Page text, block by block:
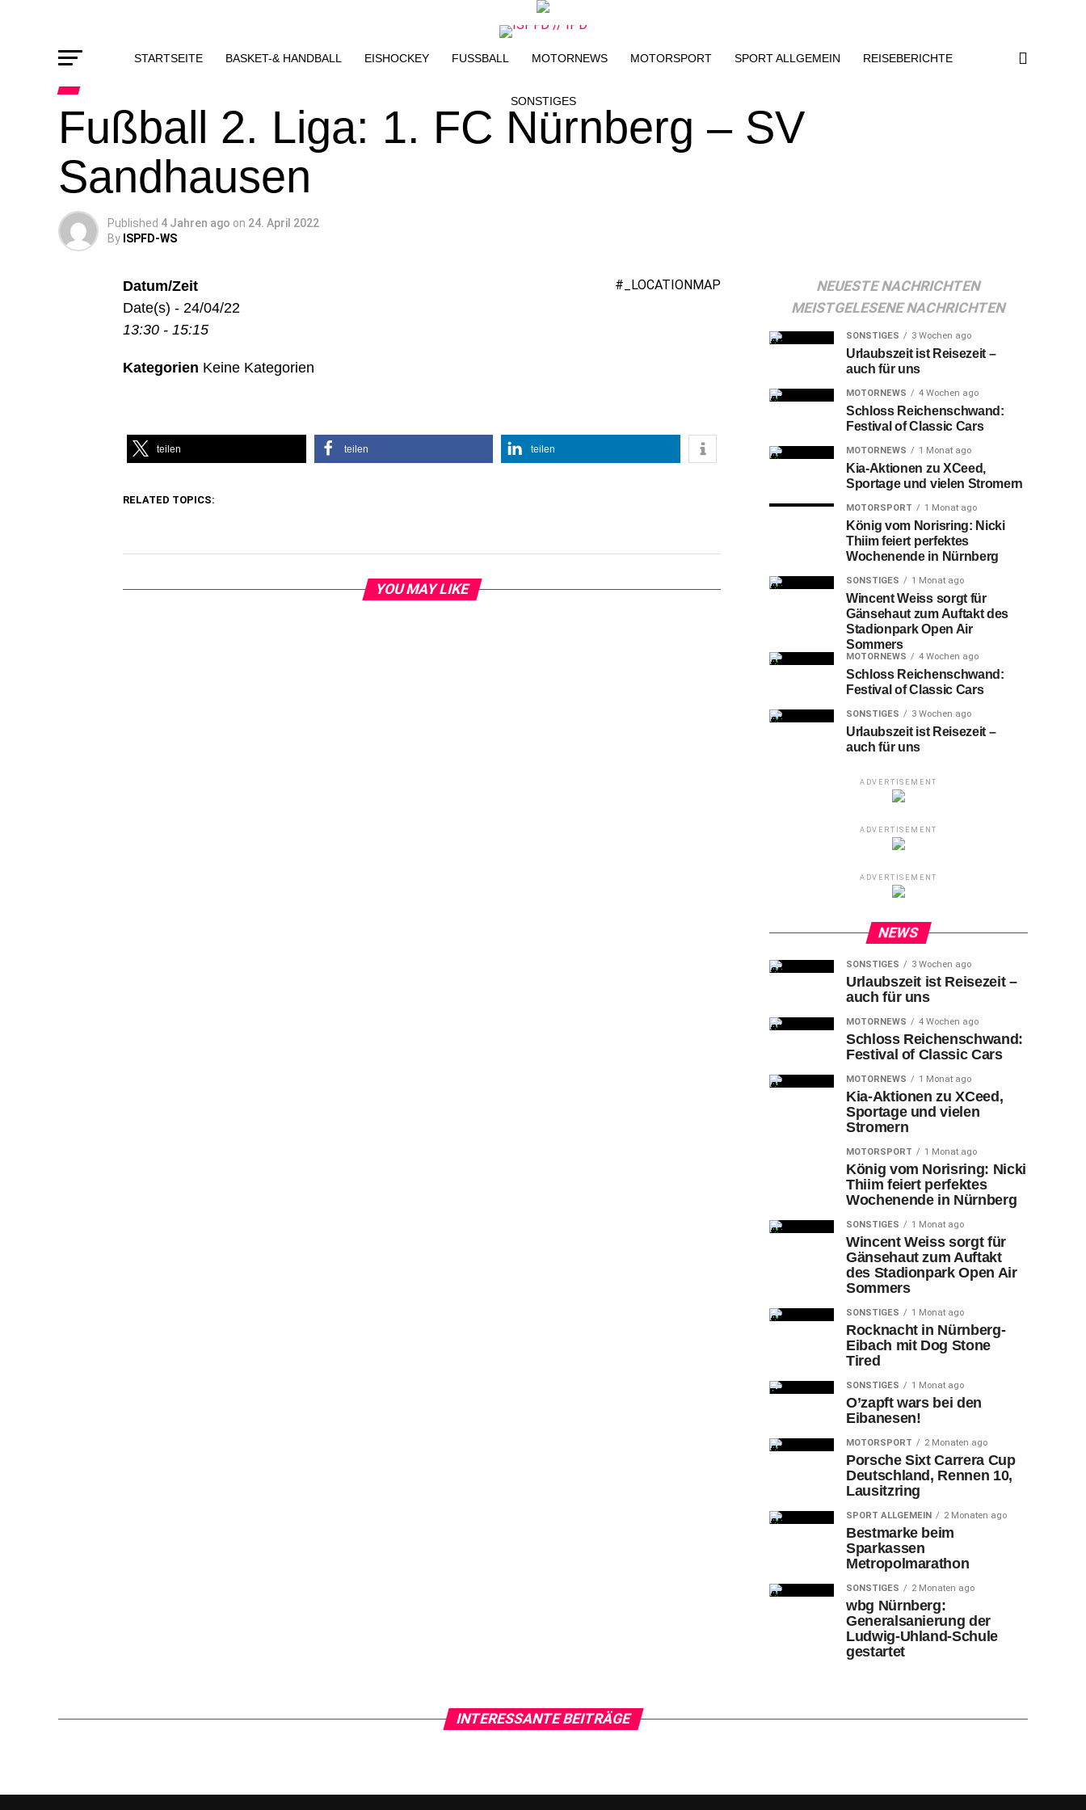
STARTSEITE BASKET-& HANDBALL EISHOCKEY FUSSBALL MOTORNEWS MOTORSPORT SPORT ALLGEMEIN REISEBERICHTE
SONSTIGES
Fußball 2. Liga: 1. FC Nürnberg – SV
Sandhausen
Published 4 Jahren ago on 24. April 2022
By ISPFD-WS
#_LOCATIONMAP
Datum/Zeit
Date(s) - 24/04/22
13:30 - 15:15
Kategorien Keine Kategorien
teilen teilen teilen
RELATED TOPICS:
YOU MAY LIKE
NEUESTE NACHRICHTEN
MEISTGELESENE NACHRICHTEN
SONSTIGES 3 Wochen ago
Urlaubszeit ist Reisezeit –
auch für uns
MOTORNEWS 4 Wochen ago
Schloss Reichenschwand:
Festival of Classic Cars
MOTORNEWS 1 Monat ago
Kia-Aktionen zu XCeed,
Sportage und vielen Stromern
MOTORSPORT 1 Monat ago
König vom Norisring: Nicki
Thiim feiert perfektes
Wochenende in Nürnberg
SONSTIGES 1 Monat ago
Wincent Weiss sorgt für
Gänsehaut zum Auftakt des
Stadionpark Open Air
Sommers
MOTORNEWS 4 Wochen ago
Schloss Reichenschwand:
Festival of Classic Cars
SONSTIGES 3 Wochen ago
Urlaubszeit ist Reisezeit –
auch für uns
ADVERTISEMENT
ADVERTISEMENT
ADVERTISEMENT
NEWS
SONSTIGES 3 Wochen ago
Urlaubszeit ist Reisezeit –
auch für uns
MOTORNEWS 4 Wochen ago
Schloss Reichenschwand:
Festival of Classic Cars
MOTORNEWS 1 Monat ago
Kia-Aktionen zu XCeed,
Sportage und vielen
Stromern
MOTORSPORT 1 Monat ago
König vom Norisring: Nicki
Thiim feiert perfektes
Wochenende in Nürnberg
SONSTIGES 1 Monat ago
Wincent Weiss sorgt für
Gänsehaut zum Auftakt
des Stadionpark Open Air
Sommers
SONSTIGES 1 Monat ago
Rocknacht in Nürnberg-
Eibach mit Dog Stone
Tired
SONSTIGES 1 Monat ago
O’zapft wars bei den
Eibanesen!
MOTORSPORT 2 Monaten ago
Porsche Sixt Carrera Cup
Deutschland, Rennen 10,
Lausitzring
SPORT ALLGEMEIN 2 Monaten ago
Bestmarke beim
Sparkassen
Metropolmarathon
SONSTIGES 2 Monaten ago
wbg Nürnberg:
Generalsanierung der
Ludwig-Uhland-Schule
gestartet
INTERESSANTE BEITRÄGE